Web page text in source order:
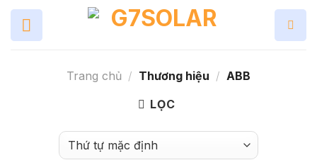
Skip
content
Trang chủ / Thương hiệu / ABB
LỌC